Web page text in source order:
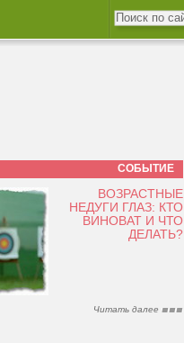
СОБЫТИЕ
ВОЗРАСТНЫЕ
НЕДУГИ ГЛАЗ: КТО
ВИНОВАТ И ЧТО
ДЕЛАТЬ?
Читать далее